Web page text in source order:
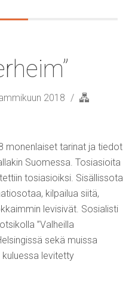
2018
monenlaiset tarinat ja tiedot
Suomessa. Tosiasioita
tosiasioiksi. Sisällissota
kilpailua siitä,
levisivät. Sosialisti
”Valheilla
sekä muissa
levitetty